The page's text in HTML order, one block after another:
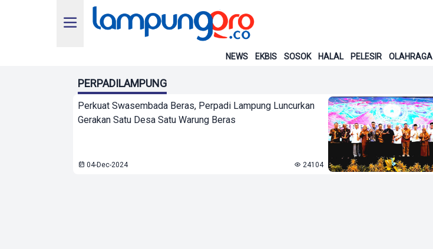
NEWS EKBIS SOSOK HALAL PELESIR OLAHRAGA
PERPADILAMPUNG
Perkuat Swasembada Beras, Perpadi Lampung Luncurkan
Gerakan Satu Desa Satu Warung Beras
04-Dec-2024 24104